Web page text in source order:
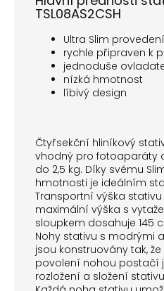
TSL08AS2CSH
Ultra Slim provedení
rychle připraven k
jednoduše
nízká hmotnost
líbivý design
Čtyřsekční hliníkový
vhodný pro fotoaparáty
do 2,5 kg. Díky svému
hmotnosti je ideálním
Transportní výška
maximální výška s
sloupkem dosahuje 145
Nohy stativu s modrými
jsou konstruovány tak,
povolení nohou postačí
rozložení a složení